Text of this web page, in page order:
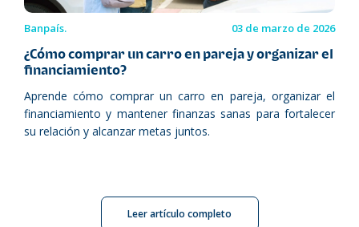
Banpaís. 03 de marzo de 2026
¿Cómo comprar un carro en pareja y organizar el
financiamiento?
Aprende cómo comprar un carro en pareja, organizar el
financiamiento y mantener finanzas sanas para fortalecer
su relación y alcanzar metas juntos.
Leer artículo completo